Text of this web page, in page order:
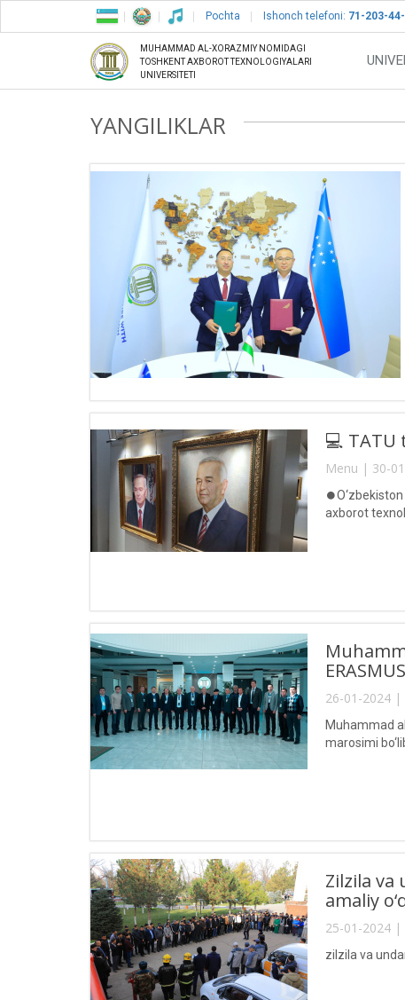
Pochta Ishonch telefoni: 71-203-
MUHAMMAD AL-XORAZMIY NOMIDAGI
TOSHKENT AXBOROT TEXNOLOGIYALARI
UNIVERSITETI
YANGILIKLAR
💻 TATU
Menu | 30-
axborot
26-01-2024 |
Muhammad
marosimi
Zilzila va
amaliy
25-01-2024 |
zilzila va